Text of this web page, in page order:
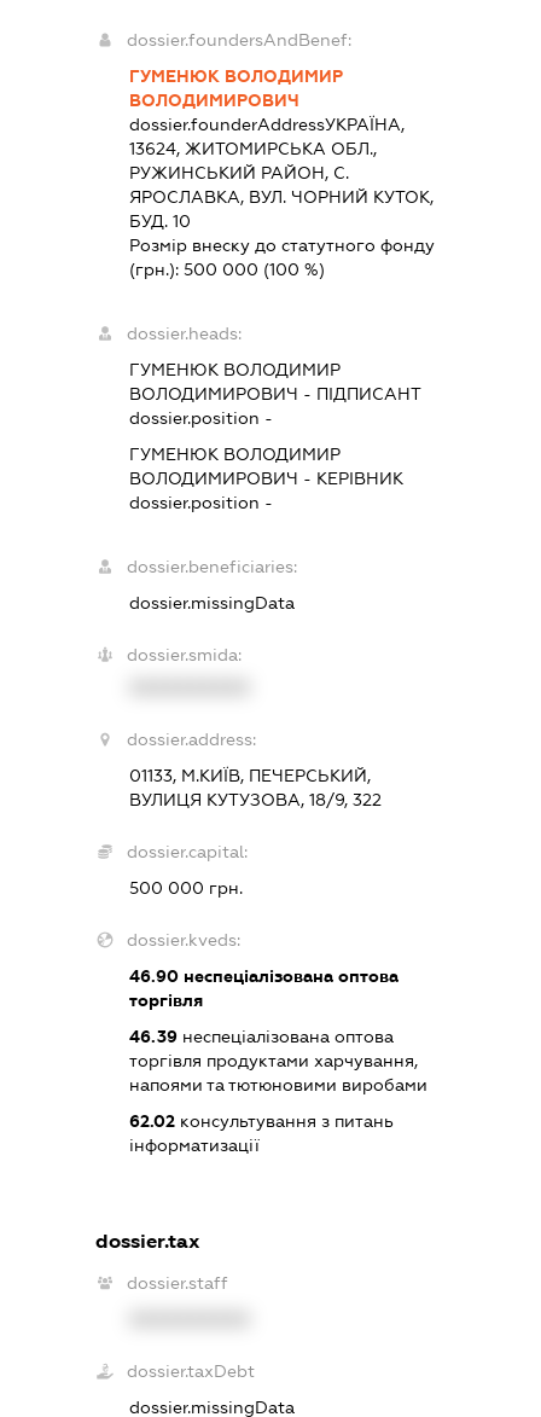
dossier.foundersAndBenef:
ГУМЕНЮК ВОЛОДИМИР
ВОЛОДИМИРОВИЧ
dossier.founderAddressУКРАЇНА,
13624, ЖИТОМИРСЬКА ОБЛ.,
РУЖИНСЬКИЙ РАЙОН, С.
ЯРОСЛАВКА, ВУЛ. ЧОРНИЙ КУТОК,
БУД. 10
Розмір внеску до статутного фонду
(грн.):500 000 (100 %)
dossier.heads:
ГУМЕНЮК ВОЛОДИМИР
ВОЛОДИМИРОВИЧ - ПІДПИСАНТ
dossier.position -
ГУМЕНЮК ВОЛОДИМИР
ВОЛОДИМИРОВИЧ - КЕРІВНИК
dossier.position -
dossier.beneficiaries:
dossier.missingData
dossier.smida:
dossier.address:
01133, М.КИЇВ, ПЕЧЕРСЬКИЙ,
ВУЛИЦЯ КУТУЗОВА, 18/9, 322
dossier.capital:
500 000 грн.
dossier.kveds:
46.90 неспеціалізована оптова
торгівля
46.39 неспеціалізована оптова
торгівля продуктами харчування,
напоями та тютюновими виробами
62.02 консультування з питань
інформатизації
dossier.tax
dossier.staff
dossier.taxDebt
dossier.missingData